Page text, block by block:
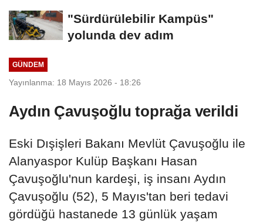
"Sürdürülebilir Kampüs"
yolunda dev adım
GÜNDEM
Yayınlanma: 18 Mayıs 2026 - 18:26
Aydın Çavuşoğlu toprağa verildi
Eski Dışişleri Bakanı Mevlüt Çavuşoğlu ile
Alanyaspor Kulüp Başkanı Hasan
Çavuşoğlu'nun kardeşi, iş insanı Aydın
Çavuşoğlu (52), 5 Mayıs'tan beri tedavi
gördüğü hastanede 13 günlük yaşam